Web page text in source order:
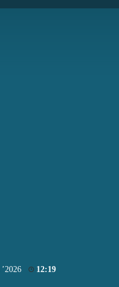
’2026 12:19